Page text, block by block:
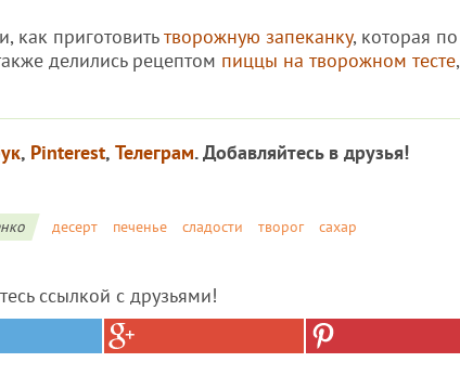
как приготовитьтворожную запеканку, которая по
делились рецептом пиццы на творожном тесте,
, Pinterest, Телеграм. Добавляйтесь в друзья!
десерт печенье сладости творог сахар
ссылкой с друзьями!